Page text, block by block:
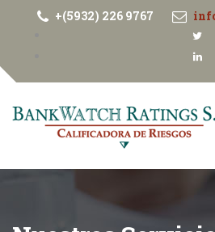
+(5932) 226 9767